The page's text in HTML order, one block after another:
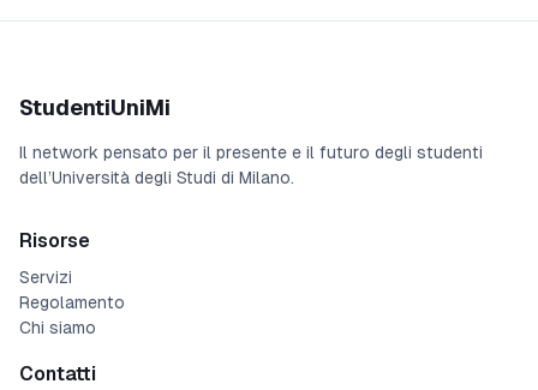
StudentiUniMi
Il network pensato per il presente e il futuro degli studenti
dell’Università degli Studi di Milano.
Risorse
Servizi
Regolamento
Chi siamo
Contatti